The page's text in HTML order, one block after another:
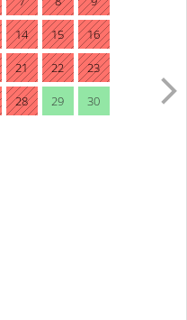
14 15 16
21 22 23
28 29 30